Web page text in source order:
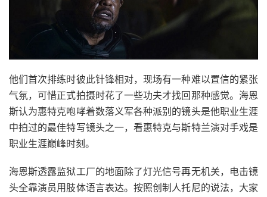
他们首次排练时彼此针锋相对，现场有一种难以置信的紧张
气氛，可惜正式拍摄时花了一些功夫才找回那种感觉。海恩
斯认为惠特克咆哮着数落义军各种派别的镜头是他职业生涯
中拍过的最佳特写镜头之一，看惠特克与斯特兰演对手戏是
职业生涯巅峰时刻。
海恩斯透露监狱工厂的地面除了灯光信号再无机关，电击镜
头全靠演员用肢体语言表达。按照创制人托尼的说法，大家